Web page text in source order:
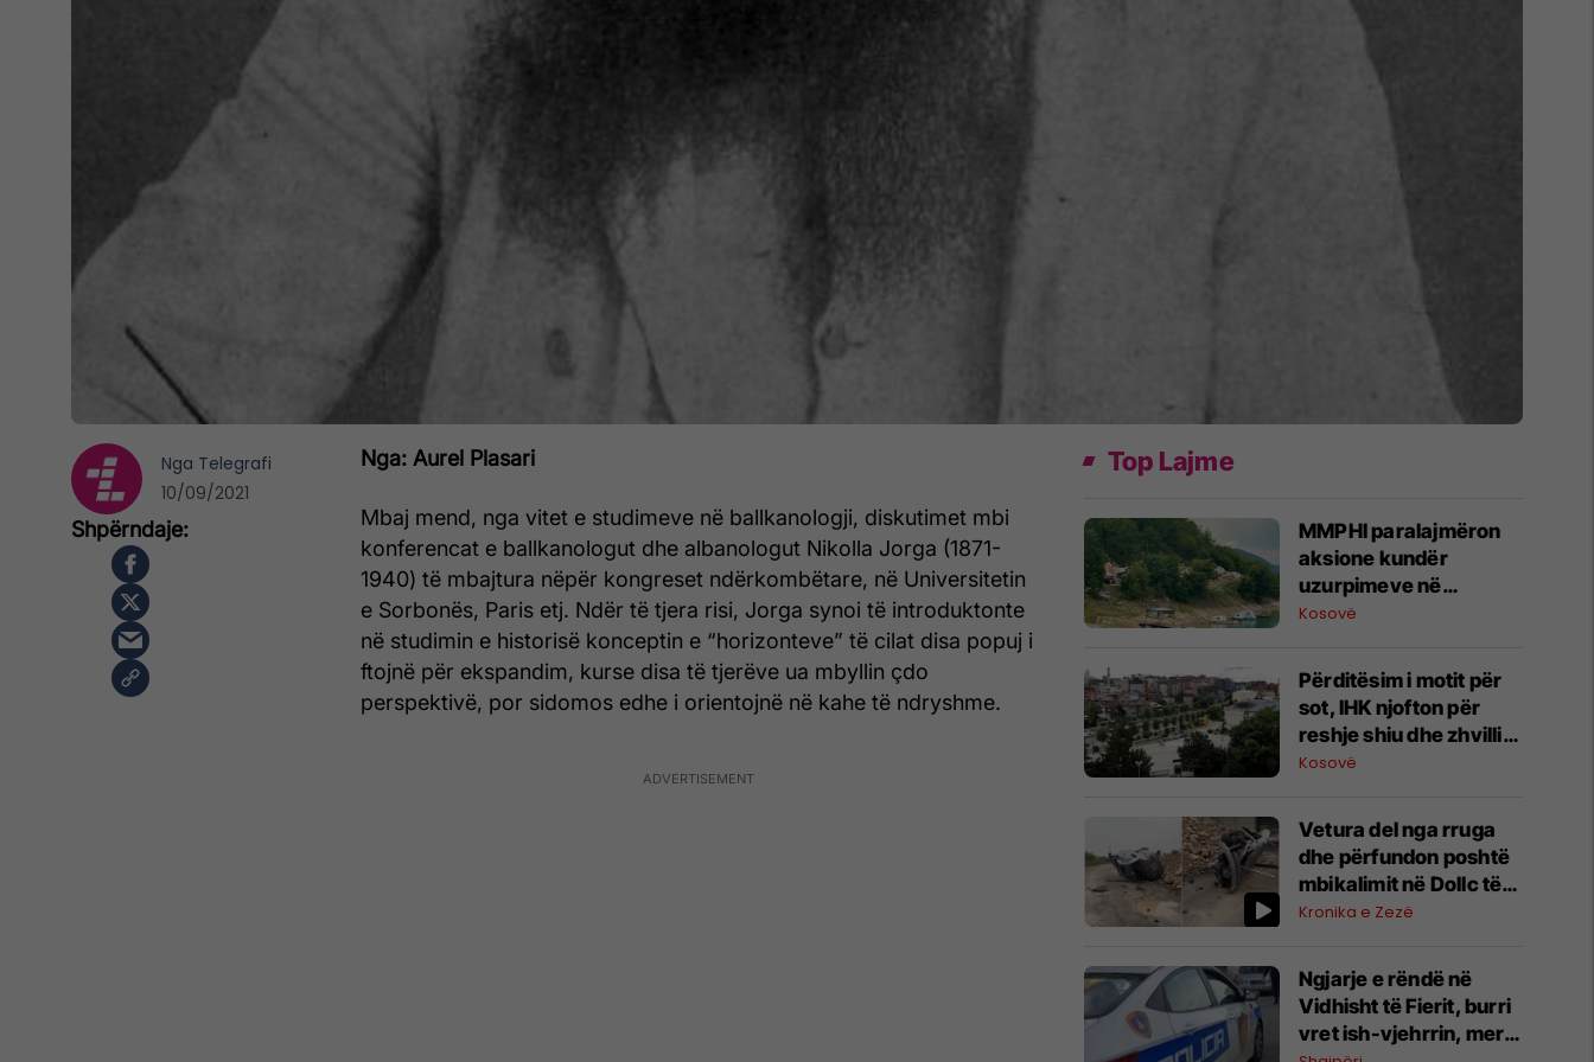
Nga: Aurel Plasari
Mbaj mend, nga vitet e studimeve në ballkanologji, diskutimet mbi
konferencat e ballkanologut dhe albanologut Nikolla Jorga (1871-
1940) të mbajtura nëpër kongreset ndërkombëtare, në Universitetin
e Sorbonës, Paris etj. Ndër të tjera risi, Jorga synoi të introduktonte
në studimin e historisë konceptin e “horizonteve” të cilat disa popuj i
ftojnë për ekspandim, kurse disa të tjerëve ua mbyllin çdo
perspektivë, por sidomos edhe i orientojnë në kahe të ndryshme.
Nga Telegrafi
10/09/2021
Top Lajme
MMPHI paralajmëron
aksione kundër
uzurpimeve në
Batllavë dhe Badovc,
villave në Ujman
Kosovë
Përditësim i motit për
sot, IHK njofton për
reshje shiu dhe zhvillim
të reve konvektive
Kosovë
Vetura del nga rruga
dhe përfundon poshtë
mbikalimit në Dollc të
Klinës
Kronika e Zezë
Ngjarje e rëndë në
Vidhisht të Fierit, burri
vret ish-vjehrrin, merr